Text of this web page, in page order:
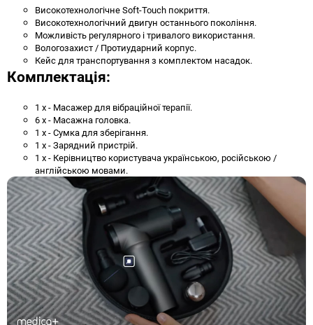
Високотехнологічне Soft-Touch покриття.
Високотехнологічний двигун останнього покоління.
Можливість регулярного і тривалого використання.
Вологозахист / Протиударний корпус.
Кейс для транспортування з комплектом насадок.
Комплектація:
1 х - Масажер для вібраційної терапії.
6 x - Масажна головка.
1 х - Сумка для зберігання.
1 х - Зарядний пристрій.
1 х - Керівництво користувача українською, російською /
англійською мовами.